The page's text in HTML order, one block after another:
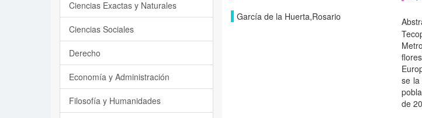
García de la Huerta,Rosario
se la
de
Ciencias Exactas y Naturales
Ciencias Sociales
Derecho
Economía y Administración
Filosofía y Humanidades